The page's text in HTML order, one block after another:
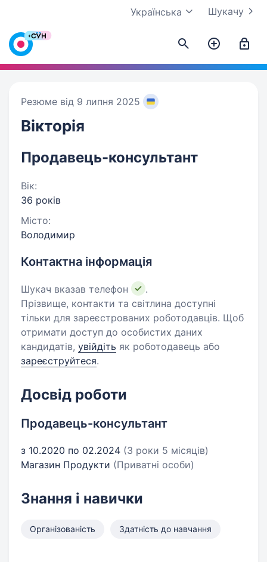
Шукачу
Українська
Резюме від 9 липня 2025
Вікторія
Продавець-консультант
Вік:
36 років
Місто:
Володимир
Контактна інформація
Шукач вказав телефон
.
Прізвище, контакти та світлина доступні
тільки для зареєстрованих роботодавців. Щоб
отримати доступ до особистих даних
кандидатів, увійдіть як роботодавець або
зареєструйтеся.
Досвід роботи
Продавець-консультант
з 10.2020 по 02.2024 (3 роки 5 місяців)
Магазин Продукти (Приватні особи)
Знання і навички
Організованість Здатність до навчання